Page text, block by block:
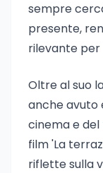
sempre
presente,
rilevante per
Oltre al suo
anche avuto
cinema e
film 'La
riflette sulla